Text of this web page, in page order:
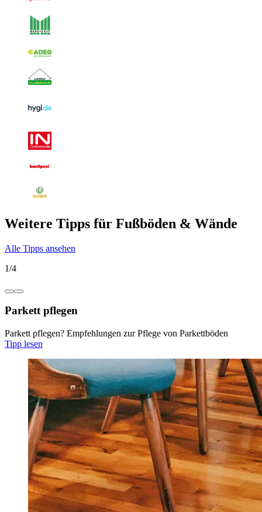
Weitere Tipps für Fußböden & Wände
Alle Tipps ansehen
1/4
Parkett pflegen
Parkett pflegen? Empfehlungen zur Pflege von Parkettböden
Tipp lesen